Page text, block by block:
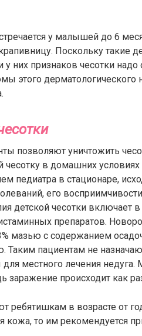
у малышей до 6
Поскольку такие
у них признаков чесотки
этого дерматологического
позволяют уничтожить
чесотку в домашних
педиатра в стационаре,
его
детской чесотки включает
препаратов.
мазью с содержанием
Таким пациентам не
местного лечения
заражение происходит как
в возрасте от
кожа, то им рекомендуется